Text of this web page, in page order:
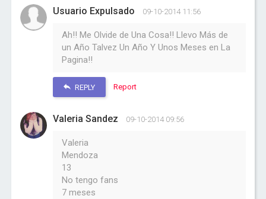
Usuario Expulsado 09-10-2014 11:56
Ah!! Me Olvide de Una Cosa!! Llevo Más de
un Año Talvez Un Año Y Unos Meses en La
Pagina!!
REPLY Report
Valeria Sandez 09-10-2014 09:56
Valeria
Mendoza
13
No tengo fans
7 meses